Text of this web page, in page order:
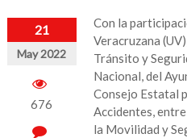
21
May 2022
676
Con la
Veracruzana
Tránsito y
Nacional, del
Consejo Estatal
Accidentes,
la Movilidad y